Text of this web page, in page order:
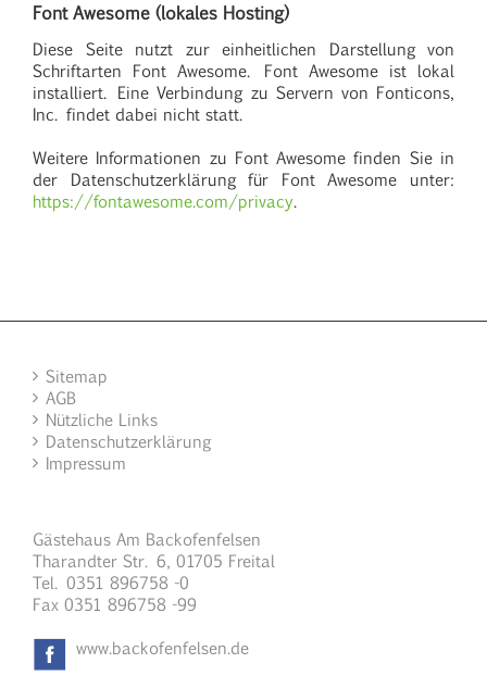
Font Awesome (lokales Hosting)
Diese Seite nutzt zur einheitlichen Darstellung von
Schriftarten Font Awesome. Font Awesome ist lokal
installiert. Eine Verbindung zu Servern von Fonticons,
Inc. findet dabei nicht statt.
Weitere Informationen zu Font Awesome finden Sie in
der Datenschutzerklärung für Font Awesome unter:
https://fontawesome.com/privacy.
Sitemap
AGB
Nützliche Links
Datenschutzerklärung
Impressum
Gästehaus Am Backofenfelsen
Tharandter Str. 6, 01705 Freital
Tel. 0351 896758 -0
Fax 0351 896758 -99
www.backofenfelsen.de